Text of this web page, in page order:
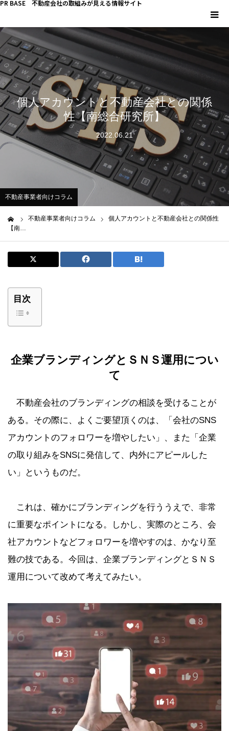
PR BASE 不動産会社の取組みが見える情報サイト
個人アカウントと不動産会社との関係
性【南総合研究所】
2022.06.21
不動産事業者向けコラム
不動産事業者向けコラム
個人アカウントと不動産会社との関係性
【南…
目次
企業ブランディングとＳＮＳ運用につい
て
不動産会社のブランディングの相談を受けることが
ある。その際に、よくご要望頂くのは、「会社のSNS
アカウントのフォロワーを増やしたい」、また「企業
の取り組みをSNSに発信して、内外にアピールした
い」というものだ。
これは、確かにブランディングを行ううえで、非常
に重要なポイントになる。しかし、実際のところ、会
社アカウントなどフォロワーを増やすのは、かなり至
難の技である。今回は、企業ブランディングとＳＮＳ
運用について改めて考えてみたい。
HOME
PR BASEとは
キーマンインタビュー
不動産 YouTube
不動産 SNS
不動産関連調査
不動産事業者向けコラム